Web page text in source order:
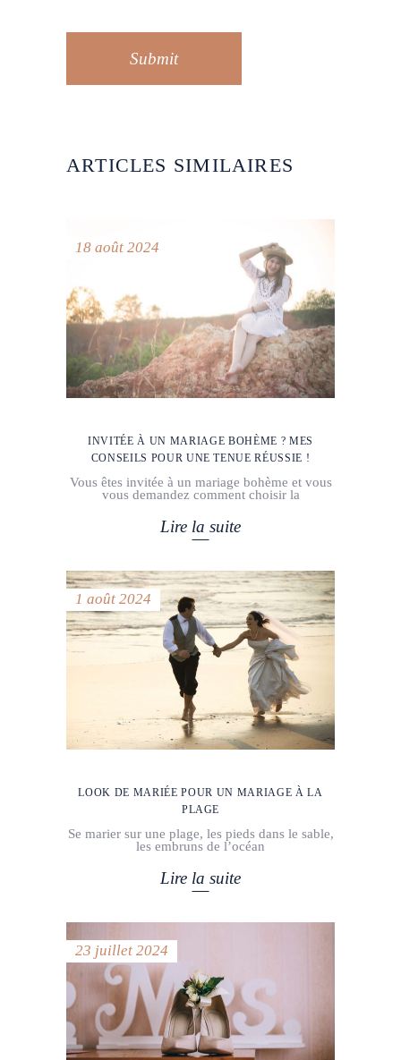
Submit
ARTICLES SIMILAIRES
18 août 2024
INVITÉE À UN MARIAGE BOHÈME ? MES
CONSEILS POUR UNE TENUE RÉUSSIE !
Vous êtes invitée à un mariage bohème et vous
vous demandez comment choisir la
Lire la suite
1 août 2024
LOOK DE MARIÉE POUR UN MARIAGE À LA
PLAGE
Se marier sur une plage, les pieds dans le sable,
les embruns de l’océan
Lire la suite
23 juillet 2024